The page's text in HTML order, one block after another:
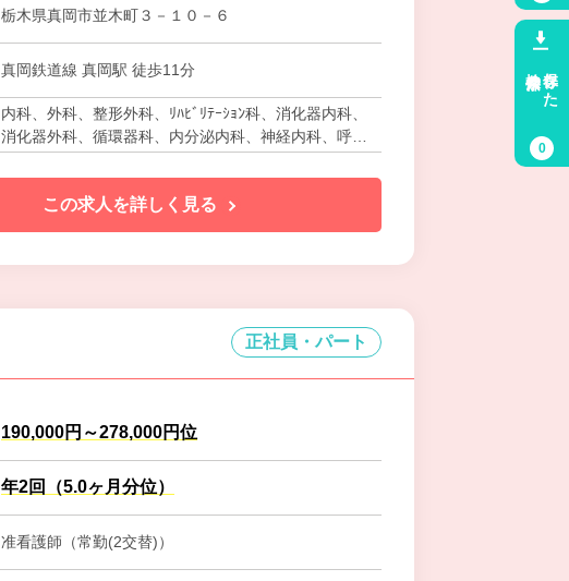
栃木県真岡市並木町３－１０－６
真岡鉄道線 真岡駅 徒歩11分
内科、外科、整形外科、ﾘﾊﾋﾞﾘﾃｰｼｮﾝ科、消化器内科、
消化器外科、循環器科、内分泌内科、神経内科、呼吸
器科、泌尿器科、放射線科、腎臓内科、麻酔科、人工
透析内科
この求人を詳しく見る
正社員・パート
190,000円～278,000円位
年2回（5.0ヶ月分位）
准看護師（常勤(2交替)）
保存した
0